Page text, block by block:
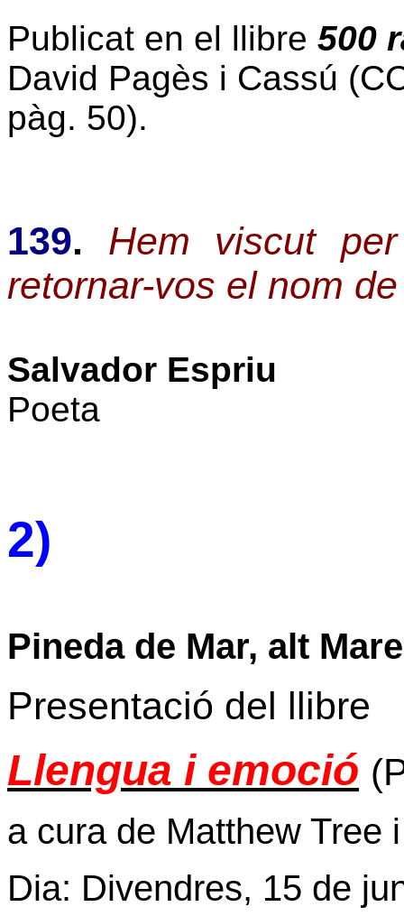
Publicat en el llibre 500
David Pagès i Cassú
pàg. 50).
139. Hem viscut
retornar-vos el nom
Salvador Espriu
Poeta
2)
Pineda de Mar, alt
Presentació del llibre
Llengua i emoció
a cura de Matthew Tree
Dia: Divendres, 15 de